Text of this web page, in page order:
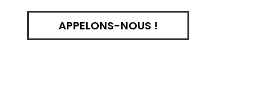
APPELONS-NOUS !